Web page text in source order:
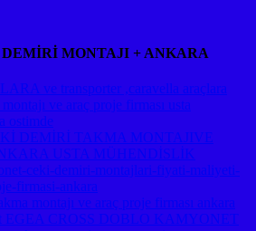
MONTAJI + ANKARA
ve transporter ,caravella araçlara
ve araç proje firması usta
ostimde
DEMİRİ TAKMA MONTAJIVE
USTA MÜHENDİSLİK
ceki-demiri-montajlari-fiyati-maliyeti-
firmasi-ankara
montajı ve araç proje firması ankara
EGEA CROSS DOBLO KAMYONET